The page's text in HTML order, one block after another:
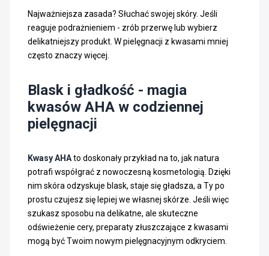
Najważniejsza zasada? Słuchać swojej skóry. Jeśli
reaguje podrażnieniem - zrób przerwę lub wybierz
delikatniejszy produkt. W pielęgnacji z kwasami mniej
często znaczy więcej.
Blask i gładkość - magia
kwasów AHA w codziennej
pielęgnacji
Kwasy AHAto doskonały przykład na to, jak natura
potrafi współgrać z nowoczesną kosmetologią. Dzięki
nim skóra odzyskuje blask, staje się gładsza, a Ty po
prostu czujesz się lepiej we własnej skórze. Jeśli więc
szukasz sposobu na delikatne, ale skuteczne
odświeżenie cery, preparaty złuszczające z kwasami
mogą być Twoim nowym pielęgnacyjnym odkryciem.